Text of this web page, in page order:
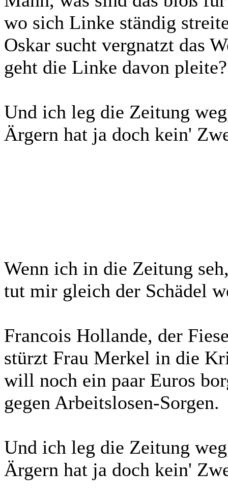
wo sich Linke ständig
Oskar sucht vergnatzt das
geht die Linke davon pleite?
Und ich leg die Zeitung
Ärgern hat ja doch kein'
Wenn ich in die Zeitung
tut mir gleich der Schädel
Francois Hollande, der
stürzt Frau Merkel in die
will noch ein paar Euros
gegen Arbeitslosen-Sorgen.
Und ich leg die Zeitung
Ärgern hat ja doch kein'